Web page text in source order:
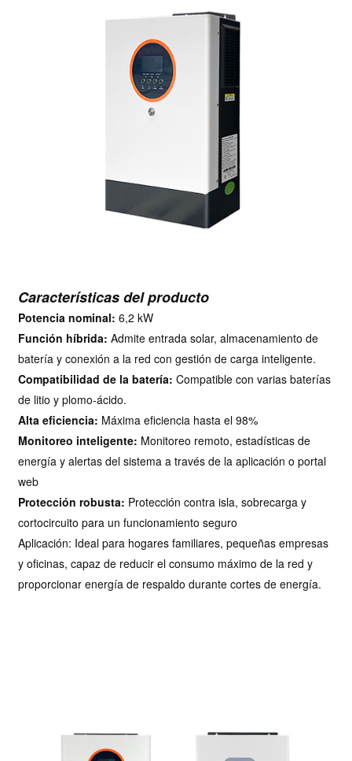
Características del producto
Potencia nominal: 6,2 kW
Función híbrida: Admite entrada solar, almacenamiento de
batería y conexión a la red con gestión de carga inteligente.
Compatibilidad de la batería: Compatible con varias baterías
de litio y plomo-ácido.
Alta eficiencia: Máxima eficiencia hasta el 98%
Monitoreo inteligente: Monitoreo remoto, estadísticas de
energía y alertas del sistema a través de la aplicación o portal
web
Protección robusta: Protección contra isla, sobrecarga y
cortocircuito para un funcionamiento seguro
Aplicación: Ideal para hogares familiares, pequeñas empresas
y oficinas, capaz de reducir el consumo máximo de la red y
proporcionar energía de respaldo durante cortes de energía.